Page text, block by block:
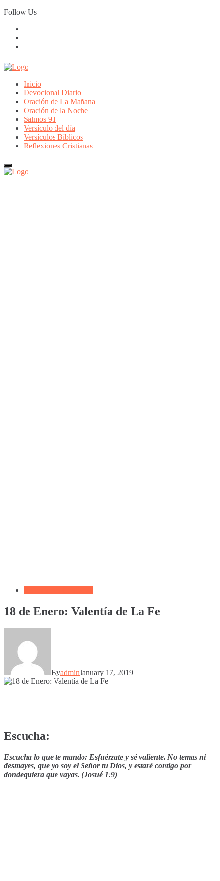
Skip
to
Follow Us
Inicio
Devocional Diario
Oración de La Mañana
Oración de la Noche
Salmos 91
Versículo del día
Versículos Bíblicos
Reflexiones Cristianas
18 de Enero: Valentía de La Fe
ByadminJanuary 17, 2019
Escucha:
Escucha lo que te mando: Esfuérzate y sé valiente. No temas ni
desmayes, que yo soy el Señor tu Dios, y estaré contigo por
dondequiera que vayas. (Josué 1:9)